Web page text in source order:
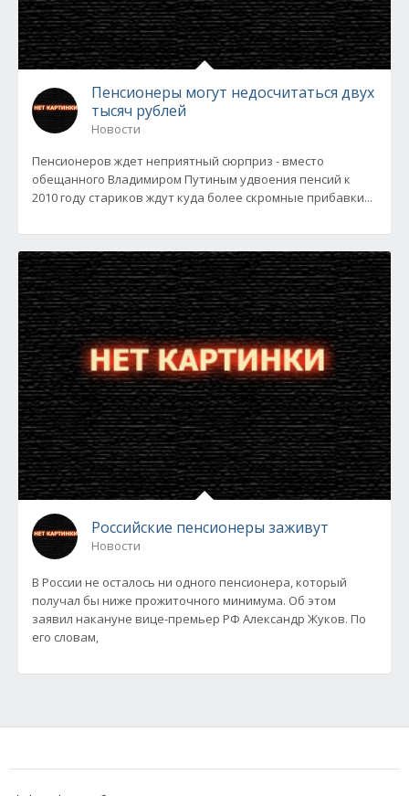
Пенсионеры могут недосчитаться двух
тысяч рублей
Новости
Пенсионеров ждет неприятный сюрприз - вместо
обещанного Владимиром Путиным удвоения пенсий к
2010 году стариков ждут куда более скромные прибавки...
Российские пенсионеры заживут
Новости
В России не осталось ни одного пенсионера, который
получал бы ниже прожиточного минимума. Об этом
заявил накануне вице-премьер РФ Александр Жуков. По
его словам,